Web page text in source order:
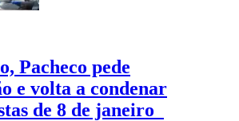
Pacheco pede
e volta a condenar
de 8 de janeiro